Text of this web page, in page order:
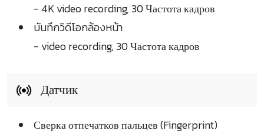
- 4K video recording, 30 Частота кадров
บันทึกวิดีโอกล้องหน้า
- video recording, 30 Частота кадров
Датчик
Сверка отпечатков пальцев (Fingerprint)